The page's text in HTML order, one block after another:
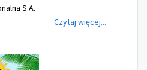
S.A.
Czytaj więcej...